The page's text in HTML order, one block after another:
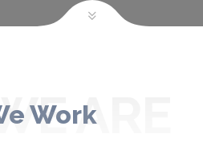
Work
ARE